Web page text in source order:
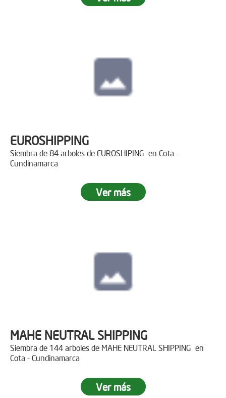
EUROSHIPPING
Siembra de 84 arboles de EUROSHIPING en Cota -
Cundinamarca
Ver más
MAHE NEUTRAL SHIPPING
Siembra de 144 arboles de MAHE NEUTRAL SHIPPING en
Cota - Cundinamarca
Ver más